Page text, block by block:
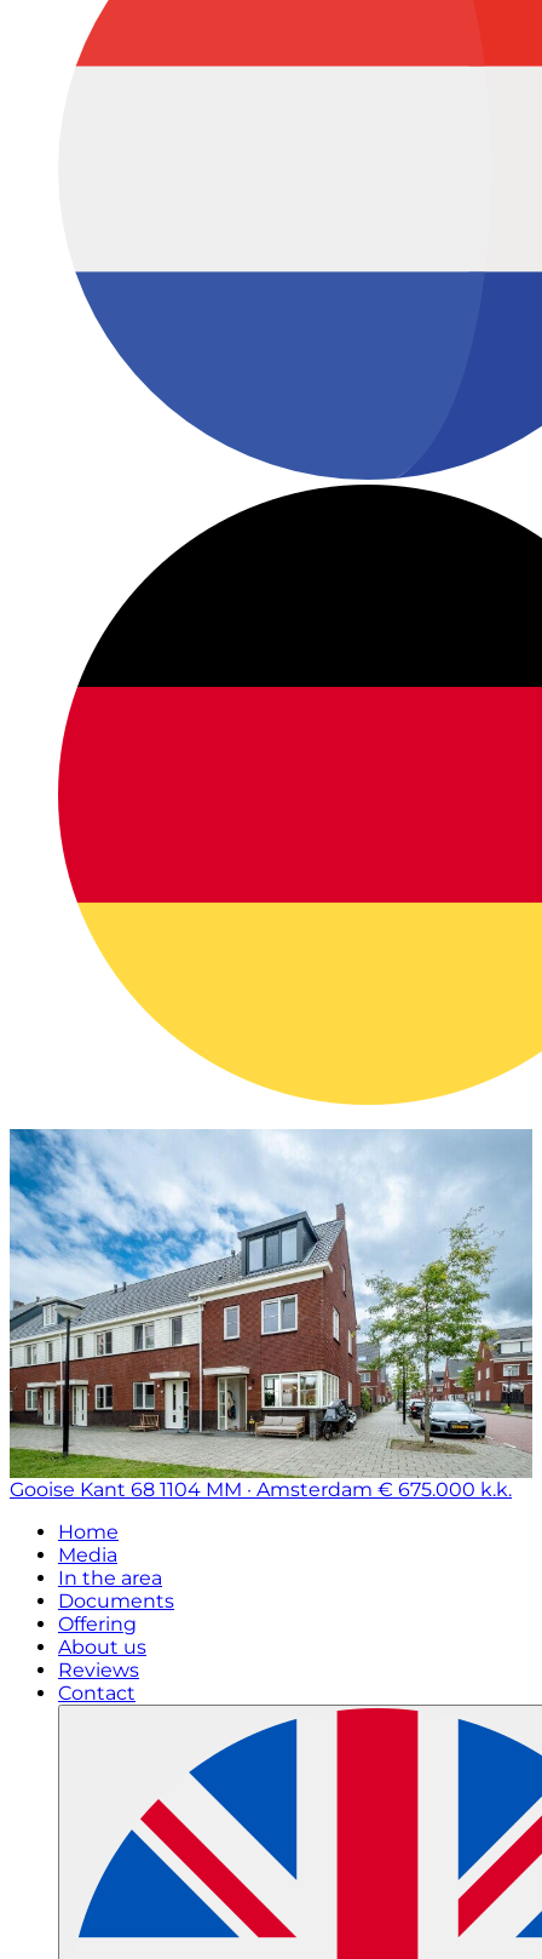
Gooise Kant 68 1104 MM · Amsterdam € 675.000 k.k.
Home
Media
In the area
Documents
Offering
About us
Reviews
Contact